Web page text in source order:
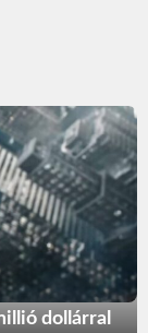
dollárral